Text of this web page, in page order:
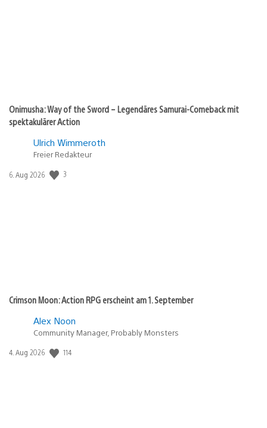
Onimusha: Way of the Sword – Legendäres Samurai-Comeback mit
spektakulärer Action
Ulrich Wimmeroth
Freier Redakteur
Veröffentlichungsdatum:
6. Aug 2026 3
Crimson Moon: Action RPG erscheint am 1. September
Alex Noon
Community Manager, Probably Monsters
Veröffentlichungsdatum:
4. Aug 2026 114